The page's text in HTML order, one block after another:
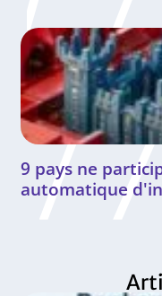
9 pays ne
automatique